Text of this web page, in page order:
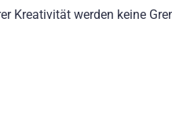
Kreativität werden keine